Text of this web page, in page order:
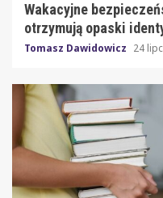
Wakacyjne
otrzymują opaski
Tomasz Dawidowicz 24